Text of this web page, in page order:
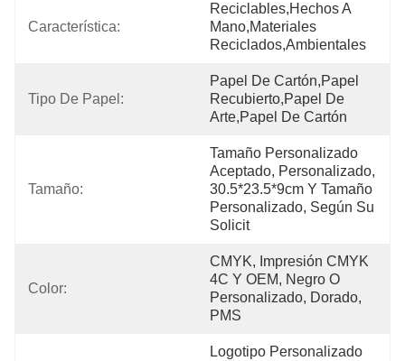
Característica:
Reciclables,hechos A
Mano,materiales
Reciclados,ambientales
Tipo De Papel:
Papel De Cartón,papel
Recubierto,papel De
Arte,papel De Cartón
Tamaño:
Tamaño Personalizado
Aceptado, Personalizado,
30.5*23.5*9cm Y Tamaño
Personalizado, Según Su
Solicit
Color:
CMYK, Impresión CMYK
4C Y OEM, Negro O
Personalizado, Dorado,
PMS
Logotipo Personalizado